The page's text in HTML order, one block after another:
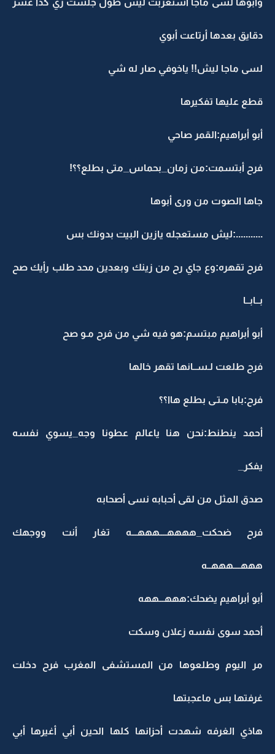
وأبوها لسى ماجا أستغربت ليش طول جلست زي كذا عشر
دقايق بعدها أرتاعت أبوي
لسى ماجا ليش!! ياخوفي صار له شي
قطع عليها تفكيرها
أبو أبراهيم:القمر صاحي
فرح أبتسمت:من زمان_بحماس_متى بطلع؟؟!
جاها الصوت من ورى أبوها
...........:ليش مستعجله يازين البيت بدونك بس
فرح تقهره:وع جاي رح من زينك وبعدين محد طلب رأيك صح
بــابــا
أبو أبراهيم مبتسم:هو فيه شي من فرح مـو صح
فرح طلعت لـســانها تقهر خالها
فرح:بابا مـتـى بطلع هاا؟؟
أحمد ينطنط:نحن هنا ياعالم عطونا وجه_يسوي نفسه
يفكر_
صدق المثل من لقى أحبابه نسى أصحابه
فرح ضحكت_ههههــــهههـــه تغار أنت ووجهك
هههــــهههــه
أبو أبراهيم يضحك:هههـــههه
أحمد سوى نفسه زعلان وسكت
مر اليوم وطلعوها من المستشفى المغرب فرح دخلت
غرفتها بس ماعجبتها
هاذي الغرفه شهدت أحزانها كلها الحين أبي أغيرها أبي